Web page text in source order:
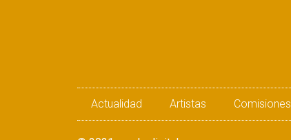
Actualidad Artistas Comisiones